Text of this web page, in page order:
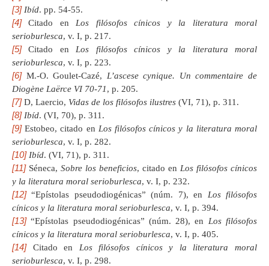
[3] Ibíd. pp. 54-55.
[4]Citado en Los filósofos cínicos y la literatura moral
serioburlesca, v. I, p. 217.
[5]Citado en Los filósofos cínicos y la literatura moral
serioburlesca, v. I, p. 223.
[6]M.-O. Goulet-Cazé, L’ascese cynique. Un commentaire de
Diogène Laërce VI 70-71, p. 205.
[7]D, Laercio, Vidas de los filósofos ilustres (VI, 71), p. 311.
[8] Ibíd. (VI, 70), p. 311.
[9]Estobeo, citado en Los filósofos cínicos y la literatura moral
serioburlesca, v. I, p. 282.
[10] Ibíd. (VI, 71), p. 311.
[11]Séneca, Sobre los beneficios, citado en Los filósofos cínicos
y la literatura moral serioburlesca, v. I, p. 232.
[12]“Epístolas pseudodiogénicas” (núm. 7), en Los filósofos
cínicos y la literatura moral serioburlesca, v. I, p. 394.
[13]“Epístolas pseudodiogénicas” (núm. 28), en Los filósofos
cínicos y la literatura moral serioburlesca, v. I, p. 405.
[14]Citado en Los filósofos cínicos y la literatura moral
serioburlesca, v. I, p. 298.